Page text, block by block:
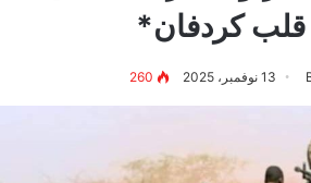
كردفان*
13 نوفمبر، 2025 260